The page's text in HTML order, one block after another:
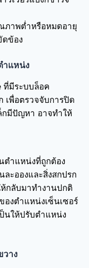
ภาพต่ำหรือหมดอายุ
ดข้อง
ำแหน่ง
ที่มีระบบล็อค
เพื่อตรวจจับการปิด
กมีปัญหา อาจทำให้
ตำแหน่งที่ถูกต้อง
ะอองและสิ่งสกปรก
ห้กลับมาทำงานปกติ
องตำแหน่งเซ็นเซอร์
นให้ปรับตำแหน่ง
าง